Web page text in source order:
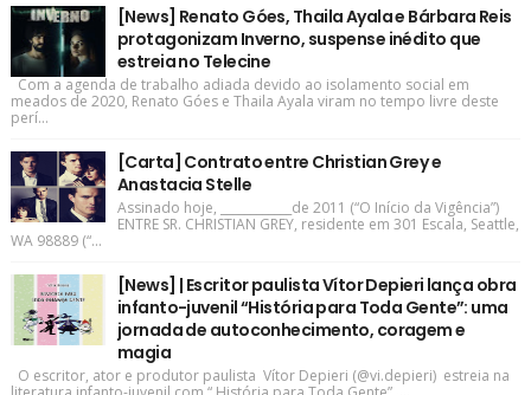
[News] Renato Góes, Thaila Ayala e Bárbara Reis
protagonizam Inverno, suspense inédito que
estreia no Telecine
Com a agenda de trabalho adiada devido ao isolamento social em
meados de 2020, Renato Góes e Thaila Ayala viram no tempo livre deste
perí...
[Carta] Contrato entre Christian Grey e
Anastacia Stelle
Assinado hoje, ____________de 2011 (“O Início da Vigência”)
ENTRE SR. CHRISTIAN GREY, residente em 301 Escala, Seattle,
WA 98889 (“...
[News] | Escritor paulista Vítor Depieri lança obra
infanto-juvenil “História para Toda Gente”: uma
jornada de autoconhecimento, coragem e
magia
O escritor, ator e produtor paulista Vítor Depieri (@vi.depieri) estreia na